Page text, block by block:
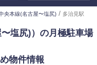
央本線(名古屋〜塩尻) / 多治見駅
塩尻)）の月極駐車場
物件情報